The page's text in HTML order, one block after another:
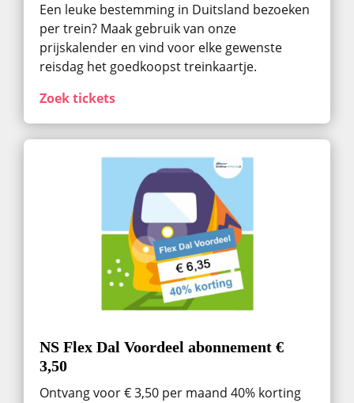
Een leuke bestemming in Duitsland bezoeken
per trein? Maak gebruik van onze
prijskalender en vind voor elke gewenste
reisdag het goedkoopst treinkaartje.
Zoek tickets
NS Flex Dal Voordeel abonnement €
3,50
Ontvang voor € 3,50 per maand 40% korting